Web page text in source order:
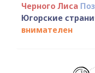
Черного Лиса
Югорские
внимателен